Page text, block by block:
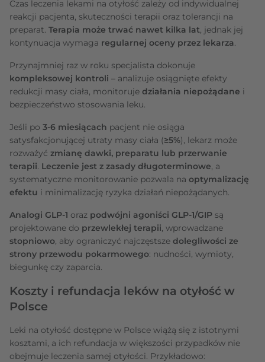
Czas leczenia lekami na otyłość zależy od indywidualnej
reakcji pacjenta, skuteczności terapii oraz tolerancji na
preparat. Terapia może trwać nawet kilka lat, jednak jej
kontynuacja wymaga regularnej oceny przez lekarza.
Przynajmniej raz w roku specjalista dokonuje
kompleksowej kontroli – analizuje osiągnięte efekty
redukcji masy ciała, monitoruje działania niepożądane i
bezpieczeństwo stosowania leku.
Jeśli po 3-6 miesiącach pacjent nie osiąga
satysfakcjonującej utraty masy ciała (≥5%), lekarz może
rozważyć zmianę dawki, preparatu lub przerwanie
terapii. Leczenie jest z zasady długoterminowe, a
systematyczne monitorowanie pozwala na optymalizację
efektu i minimalizację ryzyka działań niepożądanych.
Analogi GLP‑1 oraz podwójni agoniści GLP‑1/GIP są
projektowane do przewlekłej terapii, wprowadzane
stopniowo, aby ograniczyć najczęstsze dolegliwości ze
strony przewodu pokarmowego: nudności, wymioty,
biegunkę czy zaparcia.
Koszty i refundacja leków na otyłość w
Polsce
Leki na otyłość dostępne w Polsce wiążą się z istotnymi
kosztami, a ich refundacja w większości przypadków nie
obejmuje leczenia samej otyłości. Przykładowo: